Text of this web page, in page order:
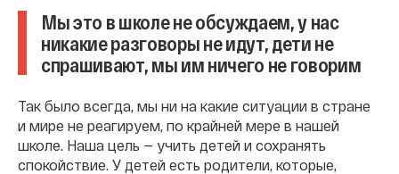
Мы это в школе не обсуждаем, у нас
никакие разговоры не идут, дети не
спрашивают, мы им ничего не говорим
Так было всегда, мы ни на какие ситуации в стране
и мире не реагируем, по крайней мере в нашей
школе. Наша цель — учить детей и сохранять
спокойствие. У детей есть родители, которые,